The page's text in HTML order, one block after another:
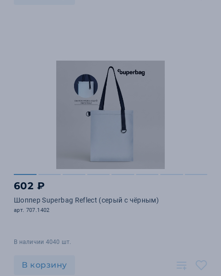
602 ₽
Шоппер Superbag Reflect (серый с чёрным)
арт. 707.1402
В наличии 4040 шт.
В корзину